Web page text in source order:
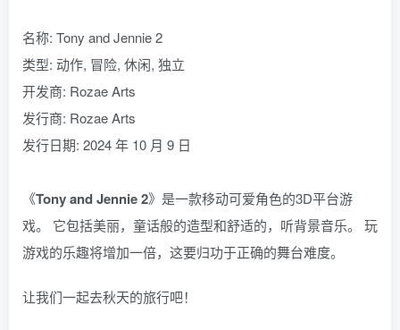
名称: Tony and Jennie 2
类型: 动作, 冒险, 休闲, 独立
开发商: Rozae Arts
发行商: Rozae Arts
发行日期: 2024 年 10 月 9 日
《Tony and Jennie 2》是一款移动可爱角色的3D平台游
戏。 它包括美丽，童话般的造型和舒适的，听背景音乐。 玩
游戏的乐趣将增加一倍，这要归功于正确的舞台难度。
让我们一起去秋天的旅行吧！